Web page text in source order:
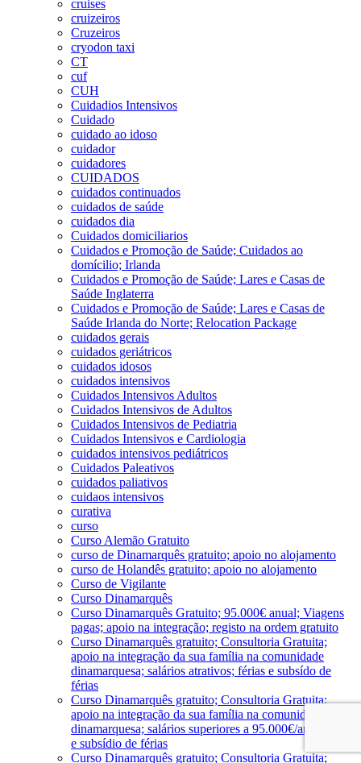
cruises
cruizeiros
Cruzeiros
cryodon taxi
CT
cuf
CUH
Cuidadios Intensivos
Cuidado
cuidado ao idoso
cuidador
cuidadores
CUIDADOS
cuidados continuados
cuidados de saúde
cuidados dia
Cuidados domiciliarios
Cuidados e Promoção de Saúde; Cuidados ao
domícilio; Irlanda
Cuidados e Promoção de Saúde; Lares e Casas de
Saúde Inglaterra
Cuidados e Promoção de Saúde; Lares e Casas de
Saúde Irlanda do Norte; Relocation Package
cuidados gerais
cuidados geriátricos
cuidados idosos
cuidados intensivos
Cuidados Intensivos Adultos
Cuidados Intensivos de Adultos
Cuidados Intensivos de Pediatria
Cuidados Intensivos e Cardiologia
cuidados intensivos pediátricos
Cuidados Paleativos
cuidados paliativos
cuidaos intensivos
curativa
curso
Curso Alemão Gratuito
curso de Dinamarquês gratuito; apoio no alojamento
curso de Holandês gratuito; apoio no alojamento
Curso de Vigilante
Curso Dinamarquês
Curso Dinamarquês Gratuito; 95.000€ anual; Viagens
pagas; apoio na integração; registo na ordem gratuito
Curso Dinamarquês gratuito; Consultoria Gratuita;
apoio na integração da sua família na comunidade
dinamarquesa; salários atrativos; férias e subsído de
férias
Curso Dinamarquês gratuito; Consultoria Gratuita;
apoio na integração da sua família na comunidade
dinamarquesa; salários superiores a 95.000€/ano; férias
e subsídio de férias
Curso Dinamarquês gratuito; Consultoria Gratuita;